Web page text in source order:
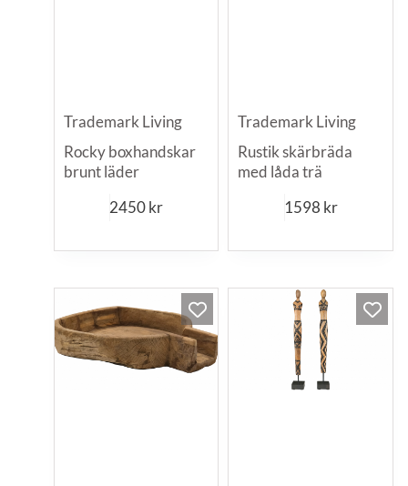
Trademark Living
Rocky boxhandskar
brunt läder
2450kr
Trademark Living
Rustik skärbräda
med låda trä
1598 kr